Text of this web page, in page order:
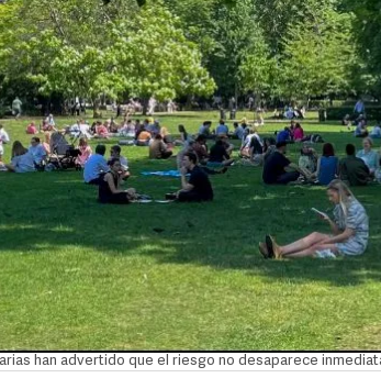
han advertido que el riesgo no desaparece